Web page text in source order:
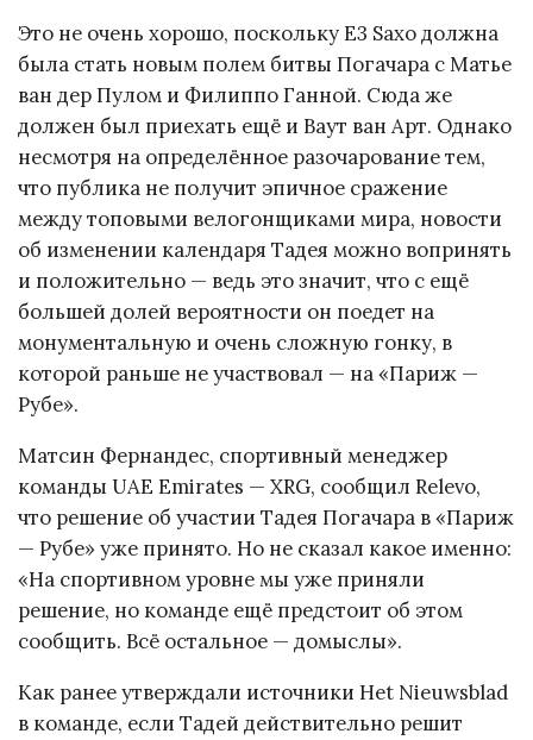
Это не очень хорошо, поскольку E3 Saxo должна
была стать новым полем битвы Погачара с Матье
ван дер Пулом и Филиппо Ганной. Сюда же
должен был приехать ещё и Ваут ван Арт. Однако
несмотря на определённое разочарование тем,
что публика не получит эпичное сражение
между топовыми велогонщиками мира, новости
об изменении календаря Тадея можно вопринять
и положительно — ведь это значит, что с ещё
большей долей вероятности он поедет на
монументальную и очень сложную гонку, в
которой раньше не участвовал — на «Париж —
Рубе».
Матсин Фернандес, спортивный менеджер
команды UAE Emirates — XRG, сообщил Relevo,
что решение об участии Тадея Погачара в «Париж
— Рубе» уже принято. Но не сказал какое именно:
«На спортивном уровне мы уже приняли
решение, но команде ещё предстоит об этом
сообщить. Всё остальное — домыслы».
Как ранее утверждали источники Het Nieuwsblad
в команде, если Тадей действительно решит